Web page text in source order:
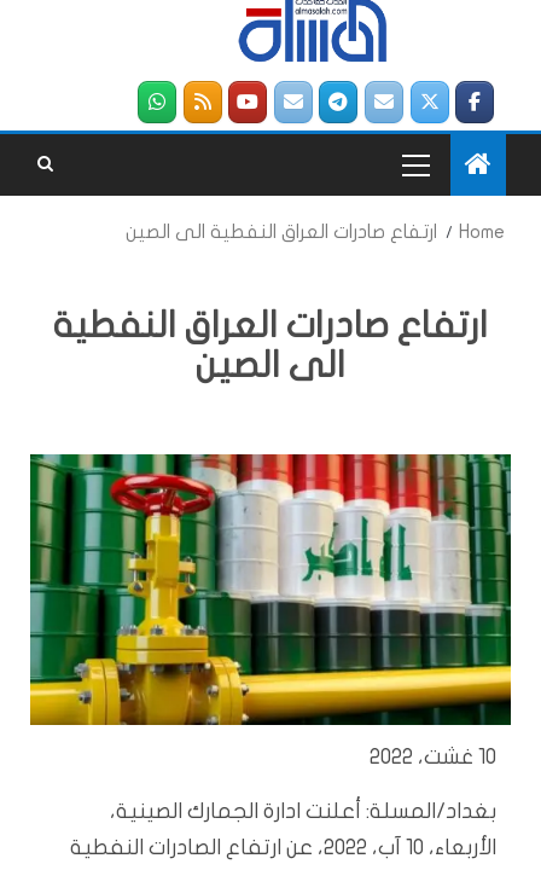
Home ارتفاع صادرات العراق النفطية الى الصين
ارتفاع صادرات العراق النفطية
الى الصين
10 غشت، 2022
بغداد/المسلة: أعلنت ادارة الجمارك الصينية،
الأربعاء، 10 آب، 2022، عن ارتفاع الصادرات النفطية